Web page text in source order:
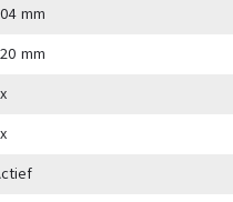
mm
mm